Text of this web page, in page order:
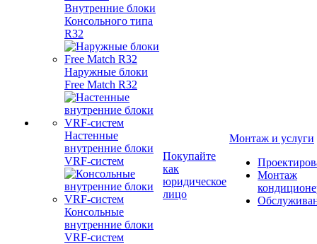
Внутренние блоки
Консольного типа
R32
Наружные блоки
Free Match R32
Настенные
внутренние блоки
VRF-систем
Консольные
внутренние блоки
VRF-систем
Покупайте
как
юридическое
лицо
Монтаж и услуги
Монтаж